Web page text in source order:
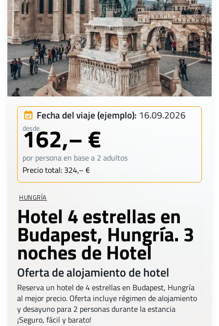
HUNGRÍA
Hotel 4 estrellas en
Budapest, Hungría. 3
noches de Hotel
Oferta de alojamiento de hotel
Reserva un hotel de 4 estrellas en Budapest, Hungría
al mejor precio. Oferta incluye régimen de alojamiento
y desayuno para 2 personas durante la estancia
¡Seguro, fácil y barato!
Fecha del viaje (ejemplo): 16.09.2026
desde
162,– €
por persona en base a 2 adultos
Precio total: 324,– €